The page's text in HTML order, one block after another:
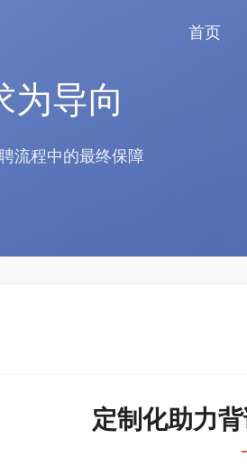
首页
为导向
流程中的最终保障
定制化助力